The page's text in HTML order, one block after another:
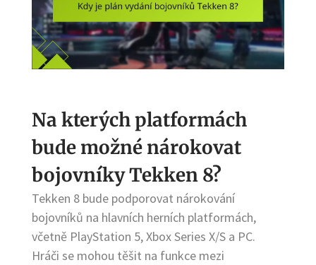
Na kterých platformách
bude možné nárokovat
bojovníky Tekken 8?
Tekken 8 bude podporovat nárokování
bojovníků na hlavních herních platformách,
včetně PlayStation 5, Xbox Series X/S a PC.
Hráči se mohou těšit na funkce mezi